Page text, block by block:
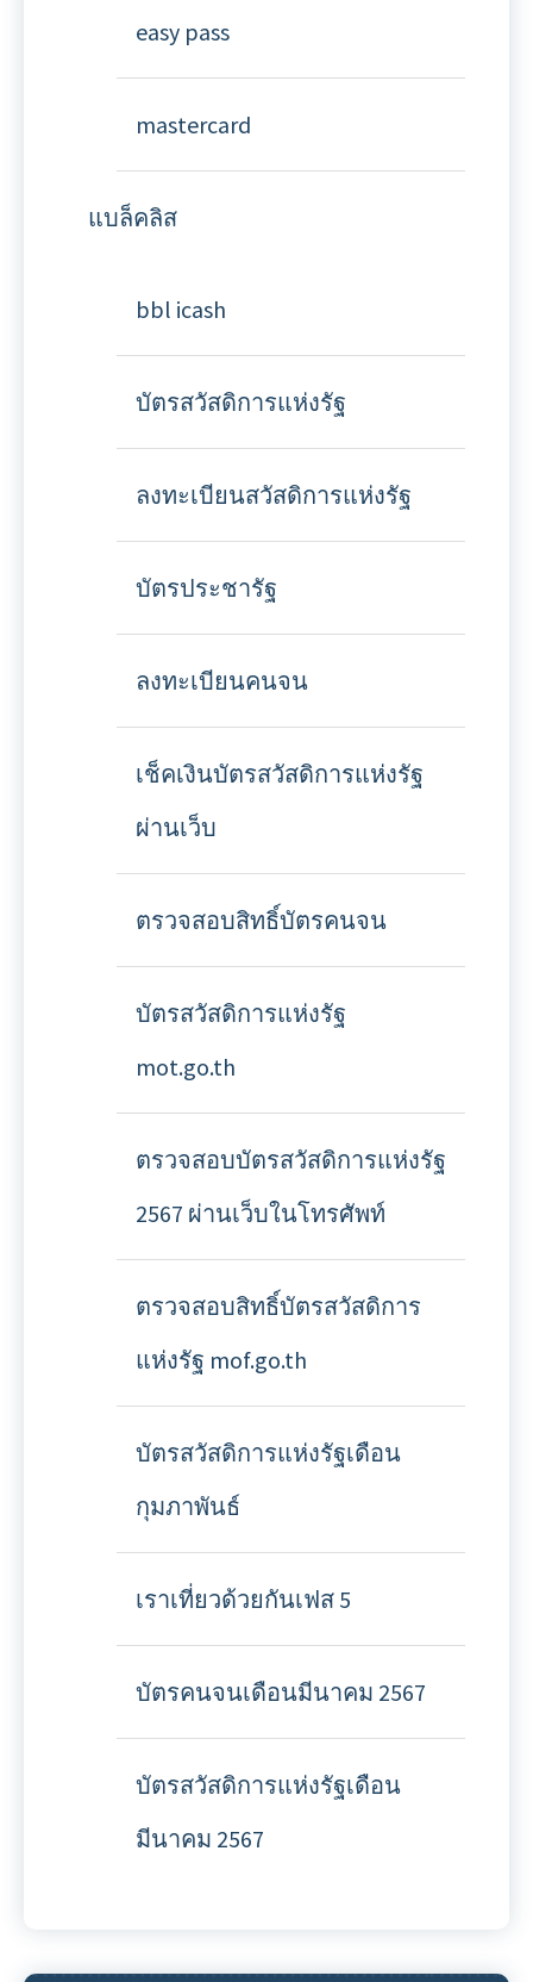
easy pass
mastercard
แบล็คลิส
bbl icash
บัตรสวัสดิการแห่งรัฐ
ลงทะเบียนสวัสดิการแห่งรัฐ
บัตรประชารัฐ
ลงทะเบียนคนจน
เช็คเงินบัตรสวัสดิการแห่งรัฐ
ผ่านเว็บ
ตรวจสอบสิทธิ์บัตรคนจน
บัตรสวัสดิการแห่งรัฐ
mot.go.th
ตรวจสอบบัตรสวัสดิการแห่งรัฐ
2567 ผ่านเว็บในโทรศัพท์
ตรวจสอบสิทธิ์บัตรสวัสดิการ
แห่งรัฐ mof.go.th
บัตรสวัสดิการแห่งรัฐเดือน
กุมภาพันธ์
เราเที่ยวด้วยกันเฟส 5
บัตรคนจนเดือนมีนาคม 2567
บัตรสวัสดิการแห่งรัฐเดือน
มีนาคม 2567